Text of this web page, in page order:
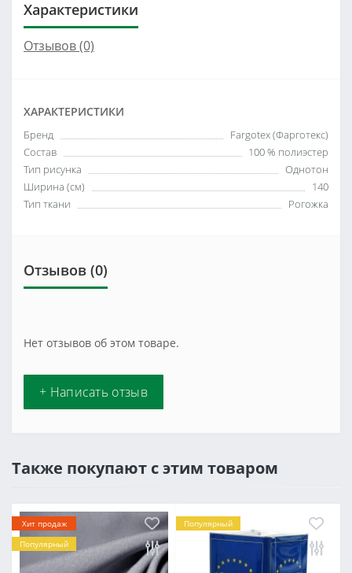
Характеристики
Отзывов (0)
ХАРАКТЕРИСТИКИ
Бренд
Fargotex (Фарготекс)
Состав
100 % полиэстер
Тип рисунка
Однотон
Ширина (см)
140
Тип ткани
Рогожка
Отзывов (0)
Нет отзывов об этом товаре.
+ Написать отзыв
Также покупают с этим товаром
Хит продаж
Популярный
Популярный